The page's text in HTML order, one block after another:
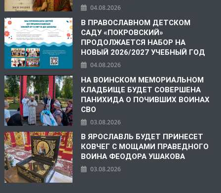
04.08.2026
В ПРАВОСЛАВНОМ ДЕТСКОМ
САДУ «ПОКРОВСКИЙ»
ПРОДОЛЖАЕТСЯ НАБОР НА
НОВЫЙ 2026/2027 УЧЕБНЫЙ ГОД
04.08.2026
НА ВОИНСКОМ МЕМОРИАЛЬНОМ
КЛАДБИЩЕ БУДЕТ СОВЕРШЕНА
ПАНИХИДА О ПОЧИВШИХ ВОИНАХ
СВО
03.08.2026
В ЯРОСЛАВЛЬ БУДЕТ ПРИНЕСЕТ
КОВЧЕГ С МОЩАМИ ПРАВЕДНОГО
ВОИНА ФЕОДОРА УШАКОВА
03.08.2026